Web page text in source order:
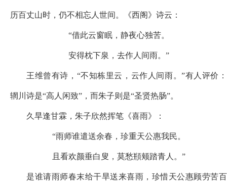
历百丈山时，仍不相忘人世间。《西阁》诗云：
“借此云窗眠，静夜心独苦。
安得枕下泉，去作人间雨。 ”
王维曾有诗， “不知栋里云，云作人间雨。”有人评价：
辋川诗是“高人闲致”，而朱子则是“圣贤热肠”。
久旱逢甘霖，朱子欣然挥笔《喜雨》：
“雨师谁遣送余春，珍重天公惠我民。
且看欢颜垂白叟，莫愁頩颊踏青人。 ”
是谁请雨师春末给干旱送来喜雨，珍惜天公惠顾劳苦百